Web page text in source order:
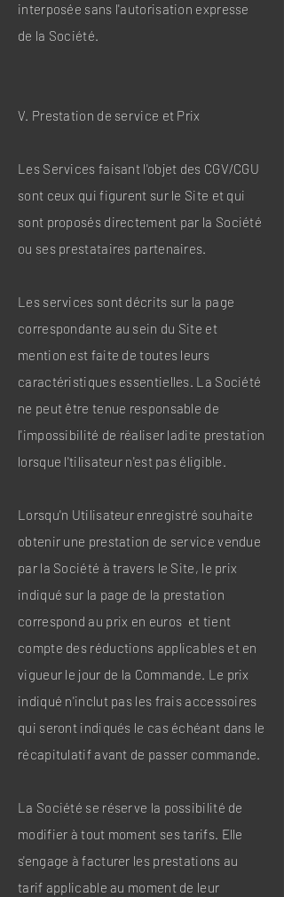
interposée sans l'autorisation expresse
de la Société.
V. Prestation de service et Prix
Les Services faisant l'objet des CGV/CGU
sont ceux qui figurent sur le Site et qui
sont proposés directement par la Société
ou ses prestataires partenaires.
Les services sont décrits sur la page
correspondante au sein du Site et
mention est faite de toutes leurs
caractéristiques essentielles. La Société
ne peut être tenue responsable de
l'impossibilité de réaliser ladite prestation
lorsque l'tilisateur n'est pas éligible.
Lorsqu'n Utilisateur enregistré souhaite
obtenir une prestation de service vendue
par la Société à travers le Site, le prix
indiqué sur la page de la prestation
correspond au prix en euros et tient
compte des réductions applicables et en
vigueur le jour de la Commande. Le prix
indiqué n'inclut pas les frais accessoires
qui seront indiqués le cas échéant dans le
récapitulatif avant de passer commande.
La Société se réserve la possibilité de
modifier à tout moment ses tarifs. Elle
s'engage à facturer les prestations au
tarif applicable au moment de leur